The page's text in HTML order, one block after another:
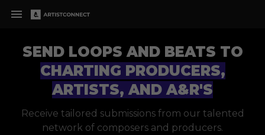
SEND LOOPS AND BEATS TO
CHARTING PRODUCERS,
ARTISTS, AND A&R'S
Receive tailored submissions from our talented
network of composers and producers.